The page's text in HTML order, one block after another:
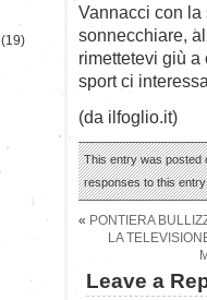
Vannacci con la
sonnecchiare,
rimettetevi giù
sport ci
(da ilfoglio.it)
This entry was posted
responses to this
« PONTIERA
LA
Leave a
(19)